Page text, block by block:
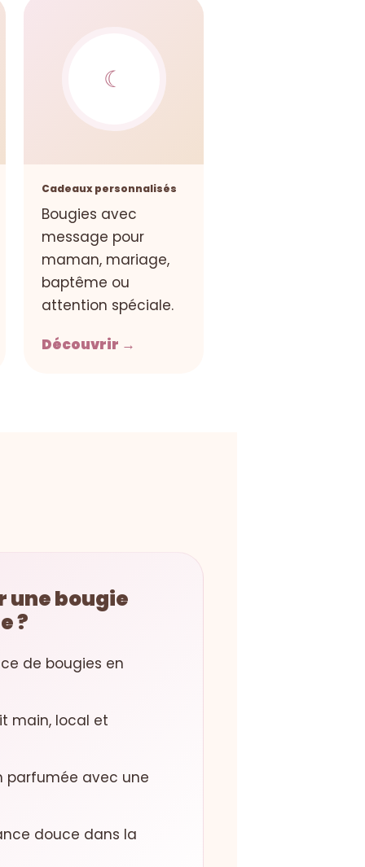
☾
Cadeaux personnalisés
Bougies avec
message pour
maman, mariage,
baptême ou
attention spéciale.
Découvrir →
une bougie
?
de bougies en
main, local et
parfumée avec une
douce dans la